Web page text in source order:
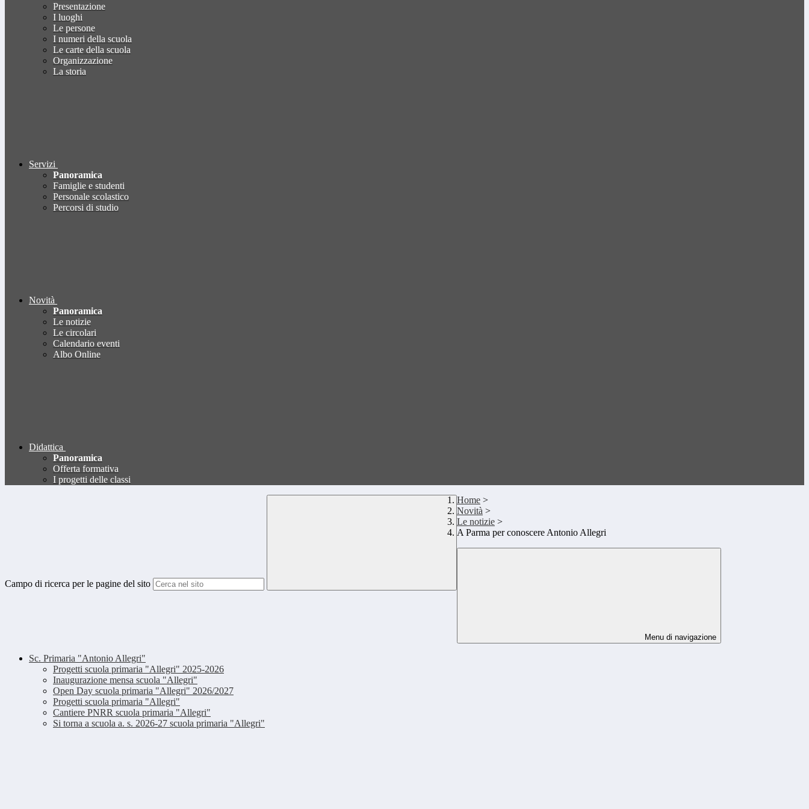
Presentazione
I luoghi
Le persone
I numeri della scuola
Le carte della scuola
Organizzazione
La storia
Servizi
Panoramica
Famiglie e studenti
Personale scolastico
Percorsi di studio
Novità
Panoramica
Le notizie
Le circolari
Calendario eventi
Albo Online
Didattica
Panoramica
Offerta formativa
I progetti delle classi
Campo di ricerca per le pagine del sito
Home >
Novità >
Le notizie >
A Parma per conoscere Antonio Allegri
Menu di navigazione
Sc. Primaria "Antonio Allegri"
Progetti scuola primaria "Allegri" 2025-2026
Inaugurazione mensa scuola "Allegri"
Open Day scuola primaria "Allegri" 2026/2027
Progetti scuola primaria "Allegri"
Cantiere PNRR scuola primaria "Allegri"
Si torna a scuola a. s. 2026-27 scuola primaria "Allegri"